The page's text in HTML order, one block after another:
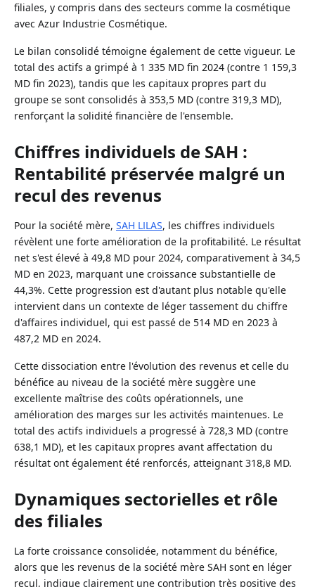
filiales, y compris dans des secteurs comme la cosmétique
avec Azur Industrie Cosmétique.
Le bilan consolidé témoigne également de cette vigueur. Le
total des actifs a grimpé à 1 335 MD fin 2024 (contre 1 159,3
MD fin 2023), tandis que les capitaux propres part du
groupe se sont consolidés à 353,5 MD (contre 319,3 MD),
renforçant la solidité financière de l'ensemble.
Chiffres individuels de SAH :
Rentabilité préservée malgré un
recul des revenus
Pour la société mère, SAH LILAS, les chiffres individuels
révèlent une forte amélioration de la profitabilité. Le résultat
net s'est élevé à 49,8 MD pour 2024, comparativement à 34,5
MD en 2023, marquant une croissance substantielle de
44,3%. Cette progression est d'autant plus notable qu'elle
intervient dans un contexte de léger tassement du chiffre
d'affaires individuel, qui est passé de 514 MD en 2023 à
487,2 MD en 2024.
Cette dissociation entre l'évolution des revenus et celle du
bénéfice au niveau de la société mère suggère une
excellente maîtrise des coûts opérationnels, une
amélioration des marges sur les activités maintenues. Le
total des actifs individuels a progressé à 728,3 MD (contre
638,1 MD), et les capitaux propres avant affectation du
résultat ont également été renforcés, atteignant 318,8 MD.
Dynamiques sectorielles et rôle
des filiales
La forte croissance consolidée, notamment du bénéfice,
alors que les revenus de la société mère SAH sont en léger
recul, indique clairement une contribution très positive des